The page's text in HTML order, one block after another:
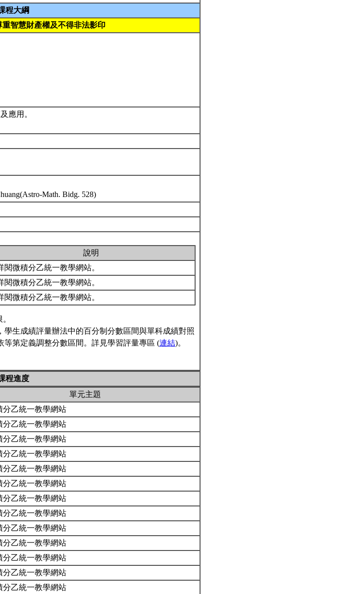
程大綱
智慧財產權及不得非法影印
應用。
Math. Bidg. 528)
說明
閱微積分乙統一教學網站。
閱微積分乙統一教學網站。
閱微積分乙統一教學網站。
學生成績評量辦法中的百分制分數區間與單科成績對照
等第定義調整分數區間。詳見學習評量專區 (連結)。
程進度
單元主題
分乙統一教學網站
分乙統一教學網站
分乙統一教學網站
分乙統一教學網站
分乙統一教學網站
分乙統一教學網站
分乙統一教學網站
分乙統一教學網站
分乙統一教學網站
分乙統一教學網站
分乙統一教學網站
分乙統一教學網站
分乙統一教學網站